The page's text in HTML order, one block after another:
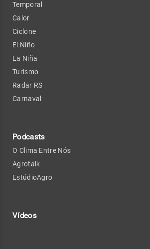
Temporal
Calor
Ciclone
El Niño
La Niña
Turismo
Radar RS
Carnaval
Podcasts
O Clima Entre Nós
Agrotalk
EstúdioAgro
Vídeos